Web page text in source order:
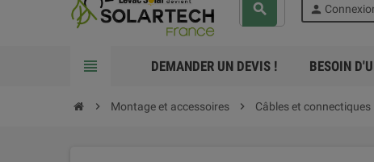
search person
view_headline DEMANDER UN DEVIS ! BESOIN
chevron_right Montage et accessoires chevron_right Câbles et connectiques